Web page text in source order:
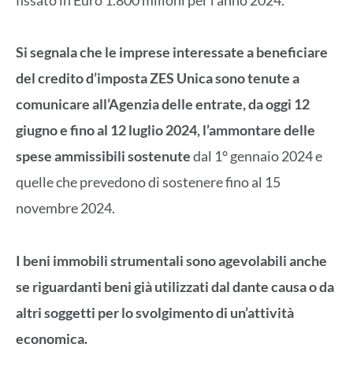
Si segnala che le imprese interessate a beneficiare
del credito d’imposta ZES Unica sono tenute a
comunicare all’Agenzia delle entrate, da oggi 12
giugno e fino al 12 luglio 2024, l’ammontare delle
spese ammissibili sostenutedal 1° gennaio 2024 e
quelle che prevedono di sostenere fino al 15
novembre 2024.
I beni immobili strumentali sono agevolabili anche
se riguardanti beni già utilizzati dal dante causa o da
altri soggetti per lo svolgimento di un’attività
economica.